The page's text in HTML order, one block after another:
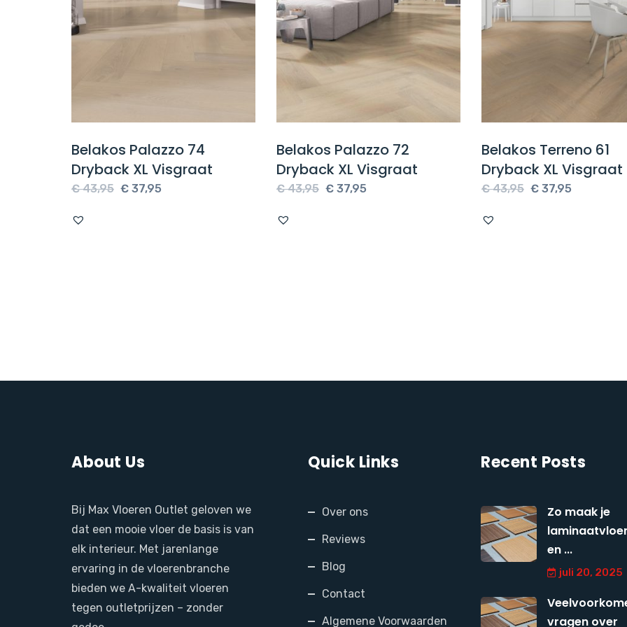
Belakos Palazzo 74
Dryback XL Visgraat
€43,95 Oorspronkelijke
€ 37,95
Belakos Palazzo 72
Dryback XL Visgraat
€43,95 Oorspronkelijke
€ 37,95
Belakos Terreno 61
Dryback XL Visgraat
€43,95 Oorspronkelijke
€ 37,95
About Us
Bij Max Vloeren Outlet geloven we
dat een mooie vloer de basis is van
elk interieur. Met jarenlange
ervaring in de vloerenbranche
bieden we A-kwaliteit vloeren
tegen outletprijzen – zonder
Quick Links
Over ons
Reviews
Blog
Contact
Algemene Voorwaarden
Recent Posts
Zo maak je
en ...
juli 20, 2025
vragen over